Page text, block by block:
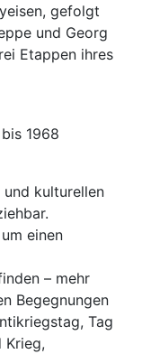
gefolgt
und Georg
Etappen ihres
1968
kulturellen
einen
– mehr
Begegnungen
Tag
Krieg,